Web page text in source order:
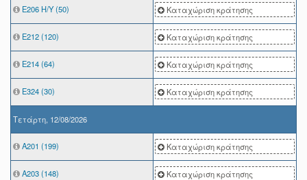
Ε206 Η/Υ (50) Καταχώριση κράτησης
Ε212 (120) Καταχώριση κράτησης
Ε214 (64) Καταχώριση κράτησης
Ε324 (30) Καταχώριση κράτησης
Τετάρτη, 12/08/2026
A201 (199) Καταχώριση κράτησης
Α203 (148) Καταχώριση κράτησης